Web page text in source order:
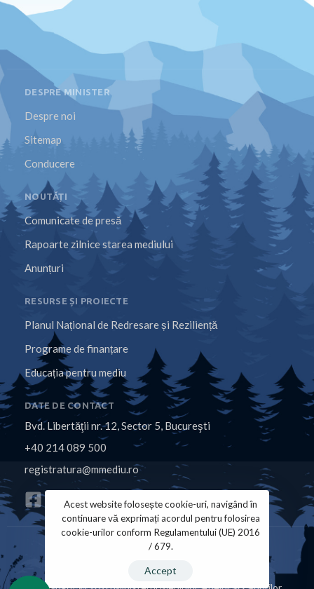
DESPRE MINISTER
Despre noi
Sitemap
Conducere
NOUTĂȚI
Comunicate de presă
Rapoarte zilnice starea mediului
Anunțuri
RESURSE ȘI PROIECTE
Planul Național de Redresare și Reziliență
Programe de finanțare
Educația pentru mediu
DATE DE CONTACT
Bvd. Libertăţii nr. 12, Sector 5, Bucureşti
+40 214 089 500
registratura@mmediu.ro
Acest website folosește cookie-uri, navigând în
continuare vă exprimați acordul pentru folosirea
cookie-urilor conform Regulamentului (UE) 2016
/ 679.
Accept